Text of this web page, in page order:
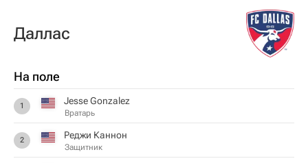
Даллас
На поле
1 Jesse Gonzalez
Вратарь
2 Реджи Каннон
Защитник